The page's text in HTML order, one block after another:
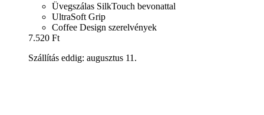
Üvegszálas SilkTouch bevonattal
UltraSoft Grip
Coffee Design szerelvények
7.520 Ft
Szállítás eddig: augusztus 11.